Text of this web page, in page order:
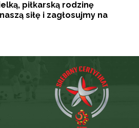
piłkarską rodzinę
siłę i zagłosujmy na